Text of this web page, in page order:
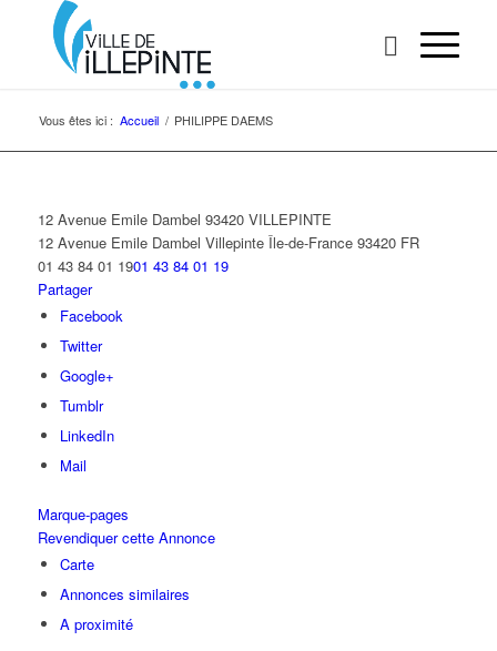
Vous êtes ici : Accueil / PHILIPPE DAEMS
12 Avenue Emile Dambel 93420 VILLEPINTE
12 Avenue Emile Dambel Villepinte Île-de-France 93420 FR
01 43 84 01 1901 43 84 01 19
Partager
Facebook
Twitter
Google+
Tumblr
LinkedIn
Mail
Marque-pages
Revendiquer cette Annonce
Carte
Annonces similaires
A proximité